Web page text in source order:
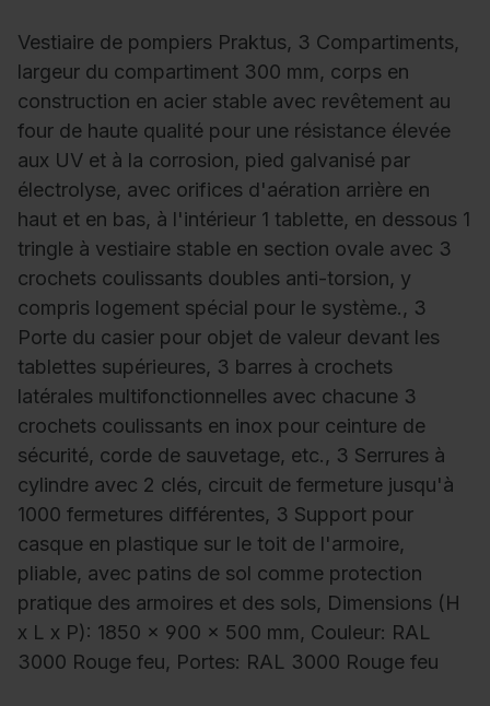
Vestiaire de pompiers Praktus, 3 Compartiments,
largeur du compartiment 300 mm, corps en
construction en acier stable avec revêtement au
four de haute qualité pour une résistance élevée
aux UV et à la corrosion, pied galvanisé par
électrolyse, avec orifices d'aération arrière en
haut et en bas, à l'intérieur 1 tablette, en dessous 1
tringle à vestiaire stable en section ovale avec 3
crochets coulissants doubles anti-torsion, y
compris logement spécial pour le système., 3
Porte du casier pour objet de valeur devant les
tablettes supérieures, 3 barres à crochets
latérales multifonctionnelles avec chacune 3
crochets coulissants en inox pour ceinture de
sécurité, corde de sauvetage, etc., 3 Serrures à
cylindre avec 2 clés, circuit de fermeture jusqu'à
1000 fermetures différentes, 3 Support pour
casque en plastique sur le toit de l'armoire,
pliable, avec patins de sol comme protection
pratique des armoires et des sols, Dimensions (H
x L x P): 1850 x 900 x 500 mm, Couleur: RAL
3000 Rouge feu, Portes: RAL 3000 Rouge feu